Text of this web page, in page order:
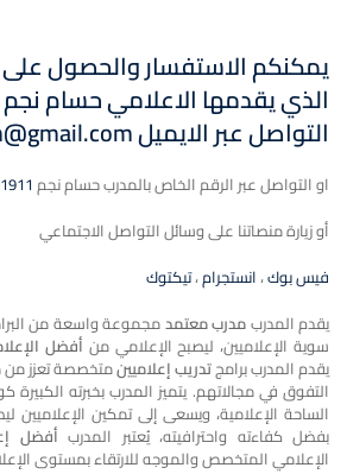
يمكنكم الاستفسار والحصول على
الذي يقدمها الاعلامي حسام
التواصلعبر الايميل
او التواصل عبر الرقم الخاص بالمدرب حسام نجم
أو زيارة منصاتنا على وسائل التواصل الاجتماعي
فيس بوك،انستجرام،تيكتوك
يقدم المدربمدرب معتمدمجموعة واسعة من
سوية الإعلاميين، ليصبح الإعلامي من أفضل
يقدم المدرب برامجتدريب إعلاميينمتخصصة تعزز من
التفوق في مجالاتهم. يتميز المدرب بخبرته الكبيرة
الساحة الإعلامية، ويسعى إلى تمكين الإعلاميين
بفضل كفاءته واحترافيته، يُعتبر المدرب أفضل
الإعلامي المتخصص والموجه للارتقاء بمستوى